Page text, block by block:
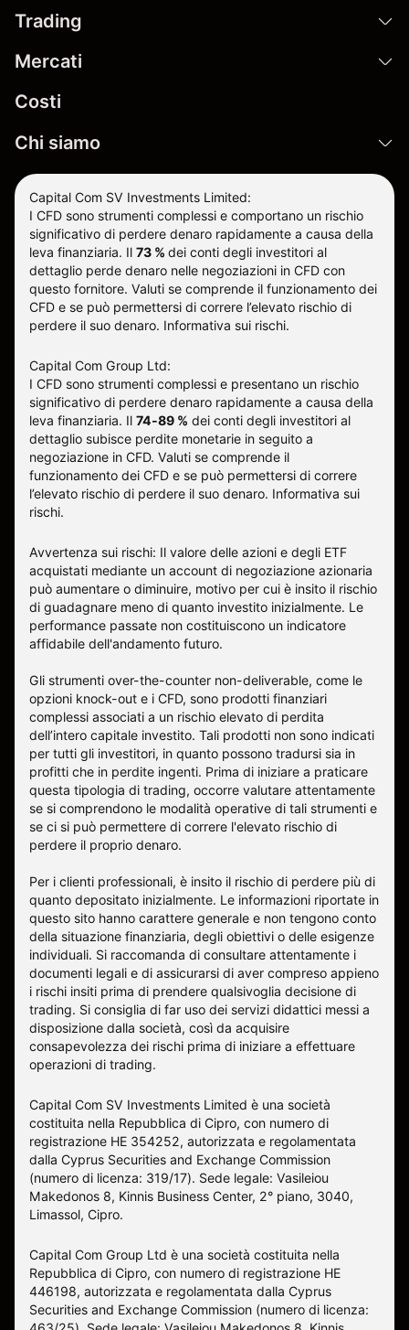
Trading
Mercati
Costi
Chi siamo
Capital Com SV Investments Limited:
I CFD sono strumenti complessi e comportano un rischio
significativo di perdere denaro rapidamente a causa della
leva finanziaria. Il 73 % dei conti degli investitori al
dettaglio perde denaro nelle negoziazioni in CFD con
questo fornitore. Valuti se comprende il funzionamento dei
CFD e se può permettersi di correre l’elevato rischio di
perdere il suo denaro. Informativa sui rischi.
Capital Com Group Ltd:
I CFD sono strumenti complessi e presentano un rischio
significativo di perdere denaro rapidamente a causa della
leva finanziaria. Il 74-89 % dei conti degli investitori al
dettaglio subisce perdite monetarie in seguito a
negoziazione in CFD. Valuti se comprende il
funzionamento dei CFD e se può permettersi di correre
l’elevato rischio di perdere il suo denaro. Informativa sui
rischi.
Avvertenza sui rischi: Il valore delle azioni e degli ETF
acquistati mediante un account di negoziazione azionaria
può aumentare o diminuire, motivo per cui è insito il rischio
di guadagnare meno di quanto investito inizialmente. Le
performance passate non costituiscono un indicatore
affidabile dell'andamento futuro.
Gli strumenti over-the-counter non-deliverable, come le
opzioni knock-out e i CFD, sono prodotti finanziari
complessi associati a un rischio elevato di perdita
dell’intero capitale investito. Tali prodotti non sono indicati
per tutti gli investitori, in quanto possono tradursi sia in
profitti che in perdite ingenti. Prima di iniziare a praticare
questa tipologia di trading, occorre valutare attentamente
se si comprendono le modalità operative di tali strumenti e
se ci si può permettere di correre l'elevato rischio di
perdere il proprio denaro.
Per i clienti professionali, è insito il rischio di perdere più di
quanto depositato inizialmente. Le informazioni riportate in
questo sito hanno carattere generale e non tengono conto
della situazione finanziaria, degli obiettivi o delle esigenze
individuali. Si raccomanda di consultare attentamente i
documenti legali e di assicurarsi di aver compreso appieno
i rischi insiti prima di prendere qualsivoglia decisione di
trading. Si consiglia di far uso dei servizi didattici messi a
disposizione dalla società, così da acquisire
consapevolezza dei rischi prima di iniziare a effettuare
operazioni di trading.
Capital Com SV Investments Limited è una società
costituita nella Repubblica di Cipro, con numero di
registrazione HE 354252, autorizzata e regolamentata
dalla Cyprus Securities and Exchange Commission
(numero di licenza: 319/17). Sede legale: Vasileiou
Makedonos 8, Kinnis Business Center, 2° piano, 3040,
Limassol, Cipro.
Capital Com Group Ltd è una società costituita nella
Repubblica di Cipro, con numero di registrazione ΗΕ
446198, autorizzata e regolamentata dalla Cyprus
Securities and Exchange Commission (numero di licenza: